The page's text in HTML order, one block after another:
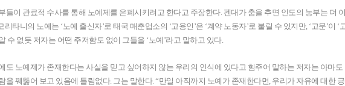
들이 관료적 수사를 통해 노예제를 은폐시키려고 한다고 주장한다. 펜대가 춤을 추면 인도의 농부는 더
리타니의 노예는 ‘노예 출신자’로 태국 매춘업소의 ‘고용인’은 ‘계약 노동자’로 불릴 수 있지만, ‘고문’이 ‘
수 없듯 저자는 어떤 주저함도 없이 그들을 ‘노예’라고 말하고 있다.
도 노예제가 존재한다는 사실을 믿고 싶어하지 않는 우리의 인식에 있다고 힘주어 말하는 저자는 아마도
을 꿰뚫어 보고 있음에 틀림없다. 그는 말한다. “만일 아직까지 노예가 존재한다면, 우리가 자유에 대한